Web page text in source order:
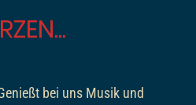
bei uns Musik und